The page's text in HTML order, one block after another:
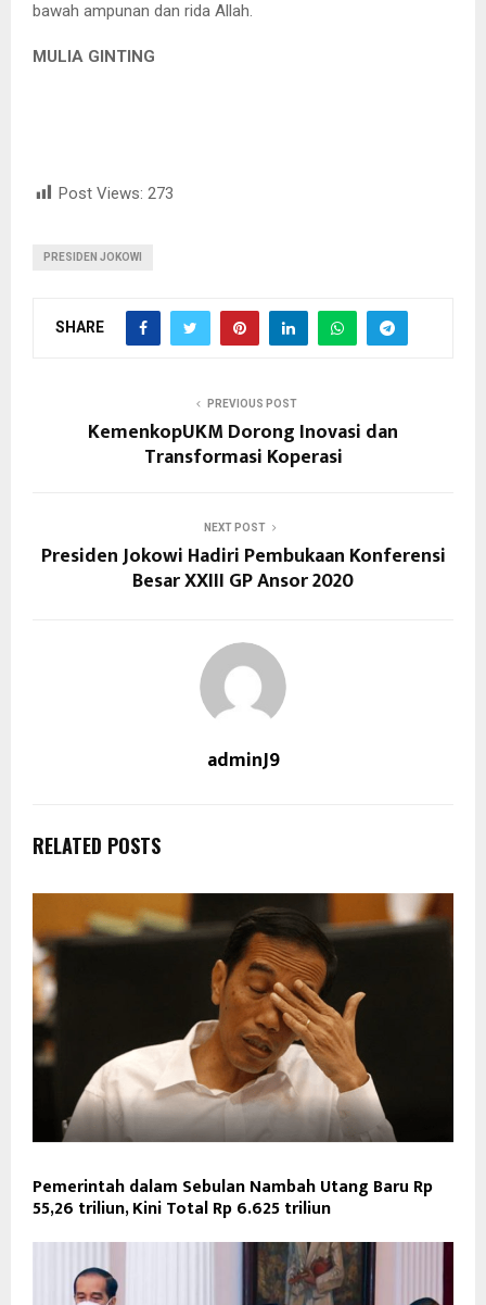
bawah ampunan dan rida Allah.
MULIA GINTING
Post Views: 273
PRESIDEN JOKOWI
SHARE
PREVIOUS POST
KemenkopUKM Dorong Inovasi dan
Transformasi Koperasi
NEXT POST
Presiden Jokowi Hadiri Pembukaan Konferensi
Besar XXIII GP Ansor 2020
adminJ9
RELATED POSTS
Pemerintah dalam Sebulan Nambah Utang Baru Rp
55,26 triliun, Kini Total Rp 6.625 triliun